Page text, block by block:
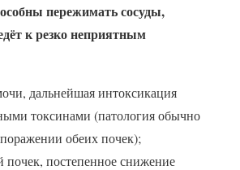
пережимать сосуды,
к резко неприятным
дальнейшая интоксикация
токсинами (патология обычно
обеих почек);
почек, постепенное снижение